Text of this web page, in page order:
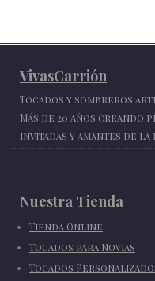
VivasCarrión
Tocados y sombreros
Más de 20 años creando
invitadas y amantes de la
Nuestra Tienda
Tienda Online
Tocados para Novias
Tocados